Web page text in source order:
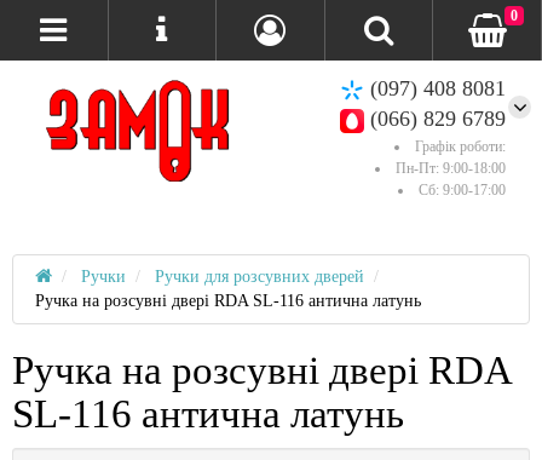
(097) 408 8081
(066) 829 6789
Графік роботи:
Пн-Пт: 9:00-18:00
Сб: 9:00-17:00
0
Ручки
Ручки для розсувних дверей
Ручка на розсувні двері RDA SL-116 антична латунь
Ручка на розсувні двері RDA
SL-116 антична латунь